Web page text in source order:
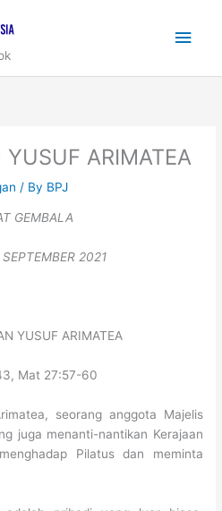
Main
YUSUF ARIMATEA
/ By BPJ
GEMBALA
2021
YUSUF ARIMATEA
Mat 27:57-60
seorang anggota Majelis
juga menanti-nantikan Kerajaan
Pilatus dan meminta